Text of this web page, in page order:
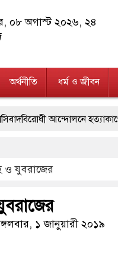
০৮ অগাস্ট ২০২৬, ২৪
অর্থনীতি ধর্ম ও জীবন
আন্দোলনে হত্যাকাণ্ডের বিচার
চেয়েছে বলেই জুলাই আন্দোলন
জাল নোটসহ দুইজনকে
মূর্তমান প্রতীক বেগম খালেদা
পিস্তল, ম্যাগাজিন ও গুলিসহ
ও যুবরাজের
১ জানুয়ারী ২০১৯